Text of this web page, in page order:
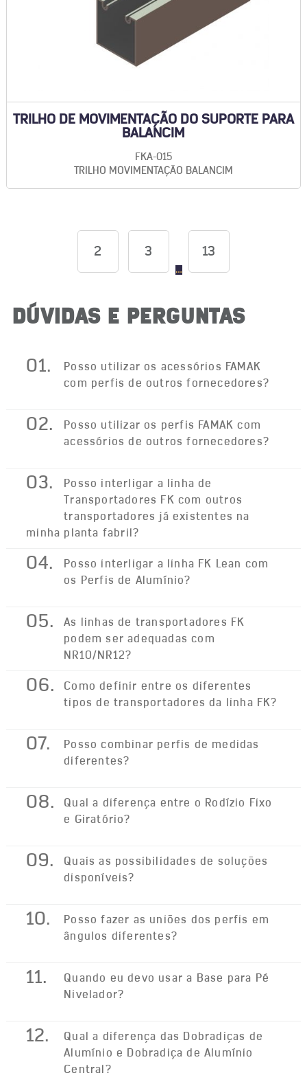
TRILHO DE MOVIMENTAÇÃO DO SUPORTE PARA
BALANCIM
FKA-015
TRILHO MOVIMENTAÇÃO BALANCIM
2 3
…
13
DÚVIDAS E PERGUNTAS
01.
Posso utilizar os acessórios FAMAK
com perfis de outros fornecedores?
02.
Posso utilizar os perfis FAMAK com
acessórios de outros fornecedores?
03.
Posso interligar a linha de
Transportadores FK com outros
transportadores já existentes na
minha planta fabril?
04.
Posso interligar a linha FK Lean com
os Perfis de Alumínio?
05.
As linhas de transportadores FK
podem ser adequadas com
NR10/NR12?
06.
Como definir entre os diferentes
tipos de transportadores da linha FK?
07.
Posso combinar perfis de medidas
diferentes?
08.
Qual a diferença entre o Rodízio Fixo
e Giratório?
09.
Quais as possibilidades de soluções
disponíveis?
10.
Posso fazer as uniões dos perfis em
ângulos diferentes?
11.
Quando eu devo usar a Base para Pé
Nivelador?
12.
Qual a diferença das Dobradiças de
Alumínio e Dobradiça de Alumínio
Central?